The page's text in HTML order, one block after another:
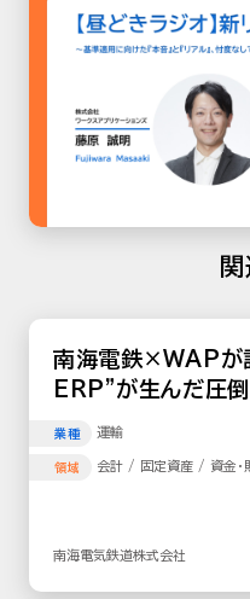
南海電鉄×WAPが
ERP”が生んだ圧倒
業種 運輸
領域 会計 / 固定資産 / 資金・
南海電気鉄道株式会社